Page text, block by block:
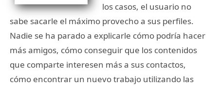
los casos, el usuario no
sabe sacarle el máximo provecho a sus perfiles.
Nadie se ha parado a explicarle cómo podría hacer
más amigos, cómo conseguir que los contenidos
que comparte interesen más a sus contactos,
cómo encontrar un nuevo trabajo utilizando las